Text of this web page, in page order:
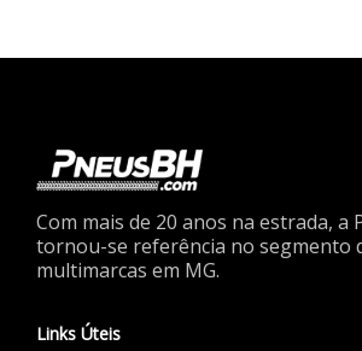
Com mais de 20 anos na estrada, a
tornou-se referência no segmento
multimarcas em MG.
Links Úteis